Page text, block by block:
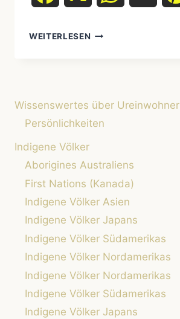
WEITERLESEN VISION
SO
FINDEST
BESTIMMUNG
NUR
EIN
Wissenswertes über Ureinwohner
Persönlichkeiten
Indigene Völker
Aborigines Australiens
First Nations (Kanada)
Indigene Völker Asien
Indigene Völker Japans
Indigene Völker Südamerikas
Indigene Völker Nordamerikas
Indigene Völker Nordamerikas
Indigene Völker Südamerikas
Indigene Völker Japans